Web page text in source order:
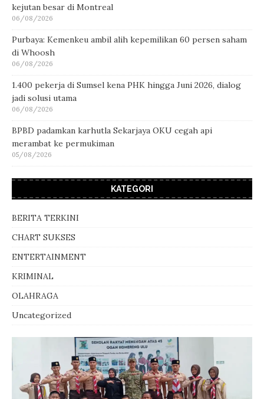
kejutan besar di Montreal
06/08/2026
Purbaya: Kemenkeu ambil alih kepemilikan 60 persen saham
di Whoosh
06/08/2026
1.400 pekerja di Sumsel kena PHK hingga Juni 2026, dialog
jadi solusi utama
06/08/2026
BPBD padamkan karhutla Sekarjaya OKU cegah api
merambat ke permukiman
05/08/2026
KATEGORI
BERITA TERKINI
CHART SUKSES
ENTERTAINMENT
KRIMINAL
OLAHRAGA
Uncategorized